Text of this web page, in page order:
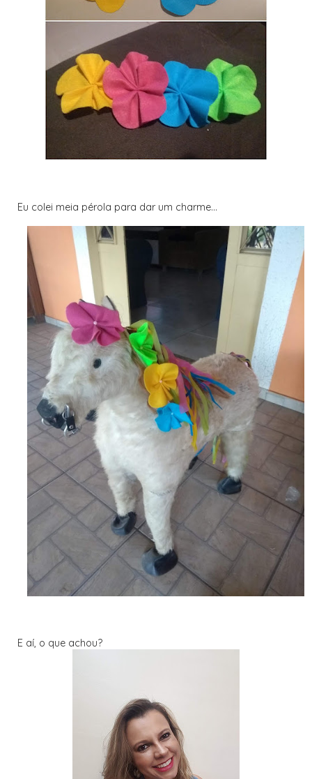
Eu colei meia pérola para dar um charme...
E aí, o que achou?